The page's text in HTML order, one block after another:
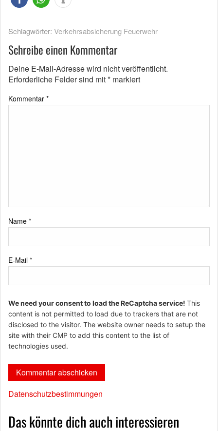
Schlagwörter: Verkehrsabsicherung Feuerwehr
Schreibe einen Kommentar
Deine E-Mail-Adresse wird nicht veröffentlicht.
Erforderliche Felder sind mit* markiert
Kommentar *
Name *
E-Mail *
We need your consent to load the ReCaptcha service! This
content is not permitted to load due to trackers that are not
disclosed to the visitor. The website owner needs to setup the
site with their CMP to add this content to the list of
technologies used.
Datenschutzbestimmungen
Das könnte dich auch interessieren